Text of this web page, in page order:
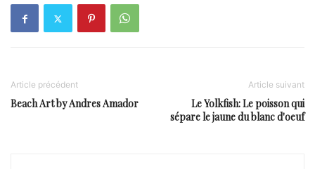
Article précédent
Beach Art by Andres Amador
Article suivant
Le Yolkfish: Le poisson qui
sépare le jaune du blanc d'oeuf